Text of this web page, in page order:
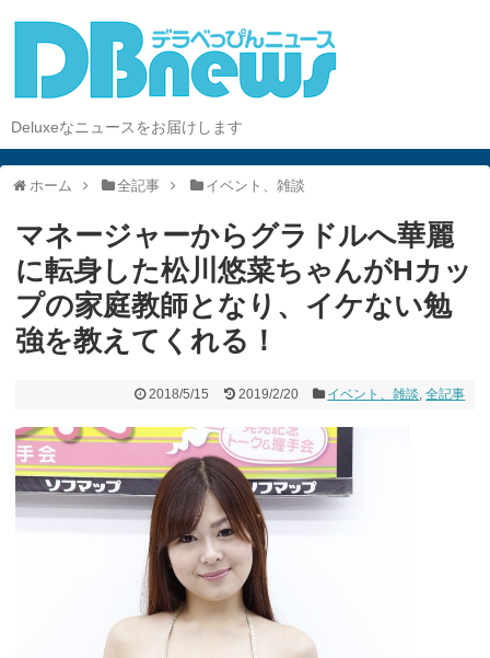
Deluxeなニュースをお届けします
ホーム 全記事 イベント、雑談
マネージャーからグラドルへ華麗
に転身した松川悠菜ちゃんがHカッ
プの家庭教師となり、イケない勉
強を教えてくれる！
2018/5/15 2019/2/20 イベント、雑談,全記事